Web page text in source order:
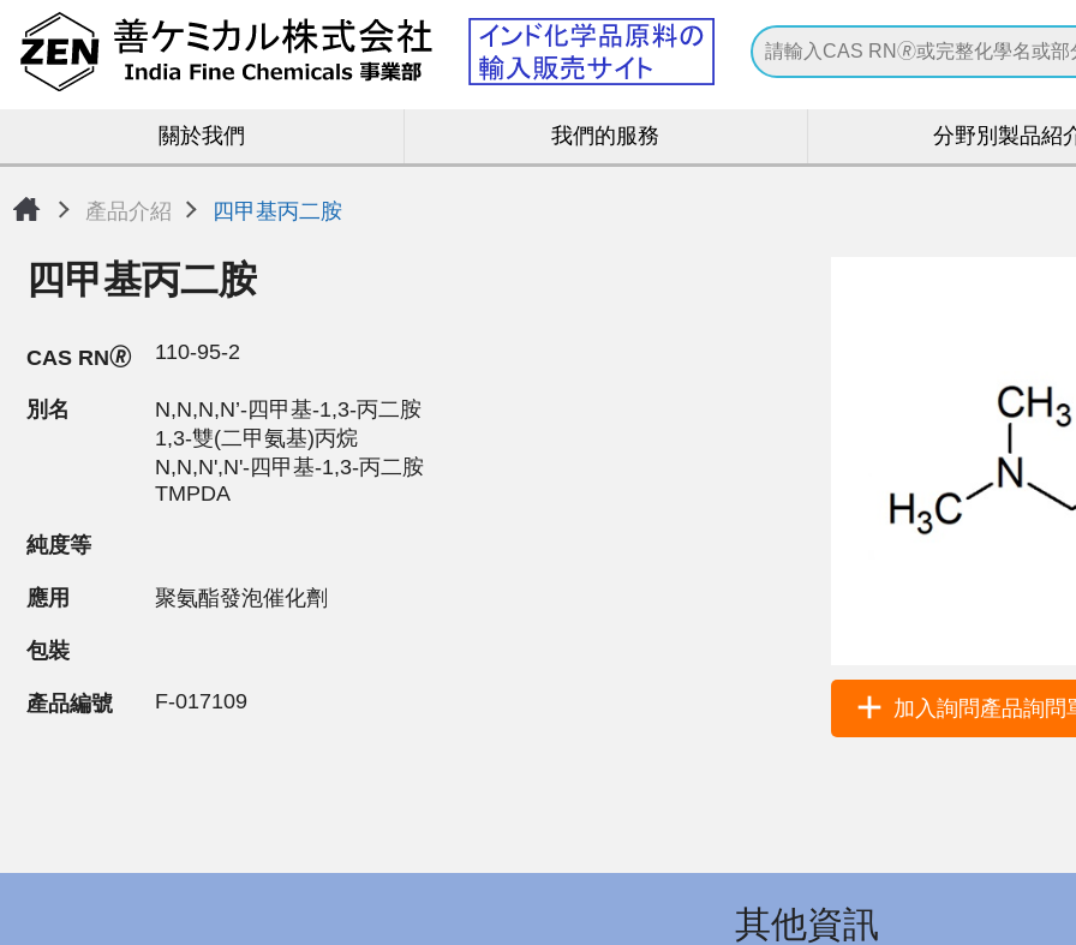
關於我們 我們的服務 分野別製品紹
產品介紹 四甲基丙二胺
加入詢問產品詢問
四甲基丙二胺
CAS RN🄬 110-95-2
別名
N,N,N,N’-四甲基-1,3-丙二胺
1,3-雙(二甲氨基)丙烷
N,N,N',N'-四甲基-1,3-丙二胺
TMPDA
純度等
應用 聚氨酯發泡催化劑
包裝
產品編號 F-017109
其他資訊